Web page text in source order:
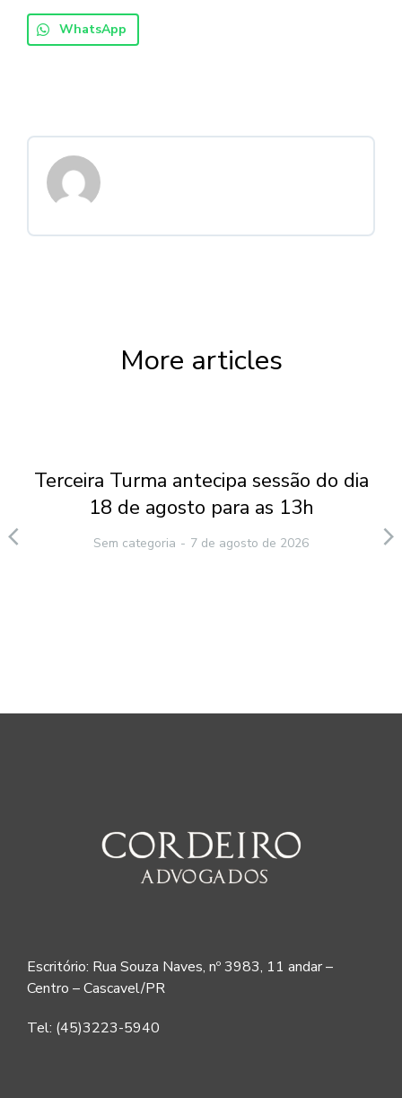
WhatsApp
More articles
Terceira Turma antecipa sessão do dia
18 de agosto para as 13h
Sem categoria 7 de agosto de 2026
Escritório: Rua Souza Naves, nº 3983, 11 andar –
Centro – Cascavel/PR
Tel: (45)3223-5940